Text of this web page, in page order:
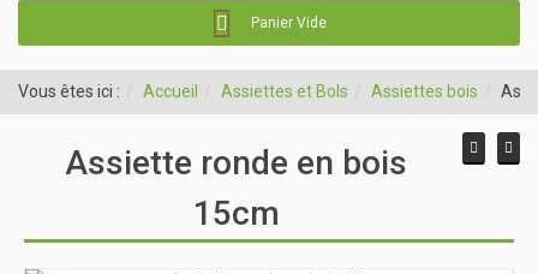
Panier Vide
Vous êtes ici : Accueil Assiettes et Bols Assiettes bois
Assiette ronde en bois
15cm